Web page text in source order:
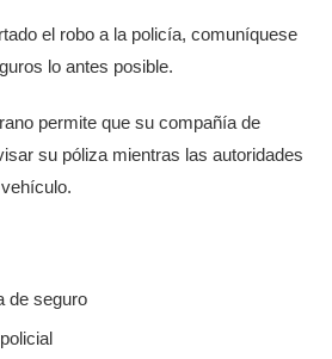
el robo a la policía, comuníquese
lo antes posible.
permite que su compañía de
su póliza mientras las autoridades
de seguro